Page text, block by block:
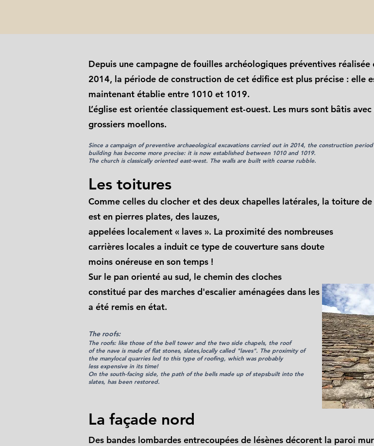
Depuis une campagne de fouilles archéologiques préventives réalisée
2014, la période de construction de cet édifice est plus précise : elle
maintenant établie entre 1010 et 1019.
L’église est orientée classiquement est-ouest. Les murs sont bâtis avec
grossiers moellons.
Since a campaign of preventive archaeological excavations carried out in 2014, the construction
building has become more precise: it is now established between 1010 and 1019.
The church is classically oriented east-west. The walls are built with coarse rubble.
Les toitures
Comme celles du clocher et des deux chapelles latérales, la toiture de
est en pierres plates, des lauzes,
appelées localement « laves ». La proximité des nombreuses
carrières locales a induit ce type de couverture sans doute
moins onéreuse en son temps !
Sur le pan orienté au sud, le chemin des cloches
constitué par des marches d'escalier aménagées dans les lauzes,
a été remis en état.
The roofs:
The roofs: like those of the bell tower and the two side chapels, the roof
of the nave is made of flat stones, slates,locally called "laves". The proximity of
the manylocal quarries led to this type of roofing, which was probably
less expensive in its time!
On the south-facing side, the path of the bells made up of stepsbuilt into the
slates, has been restored.
La façade nord
Des bandes lombardes entrecoupées de lésènes décorent la paroi